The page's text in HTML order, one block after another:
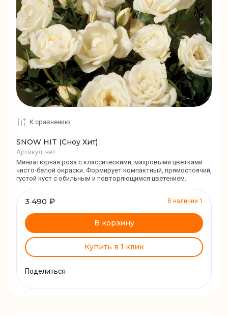
SNOW HIT (Сноу Хит)
Артикул: нет
Миниатюрная роза с классическими, махровыми цветками
чисто-белой окраски. Формирует компактный, прямостоячий,
густой куст с обильным и повторяющимся цветением.
В наличии 1
3 490 ₽
В корзину
Купить в 1 клик
К сравнению
Поделиться